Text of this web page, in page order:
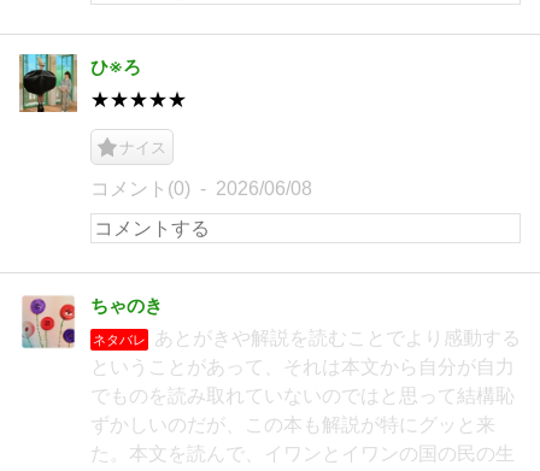
ひ※ろ
★★★★★
ナイス
コメント(0) 2026/06/08
ちゃのき
ネタバレ
あとがきや解説を読むことでより感動する
ということがあって、それは本文から自分が自力
でものを読み取れていないのではと思って結構恥
ずかしいのだが、この本も解説が特にグッと来
た。本文を読んで、イワンとイワンの国の民の生